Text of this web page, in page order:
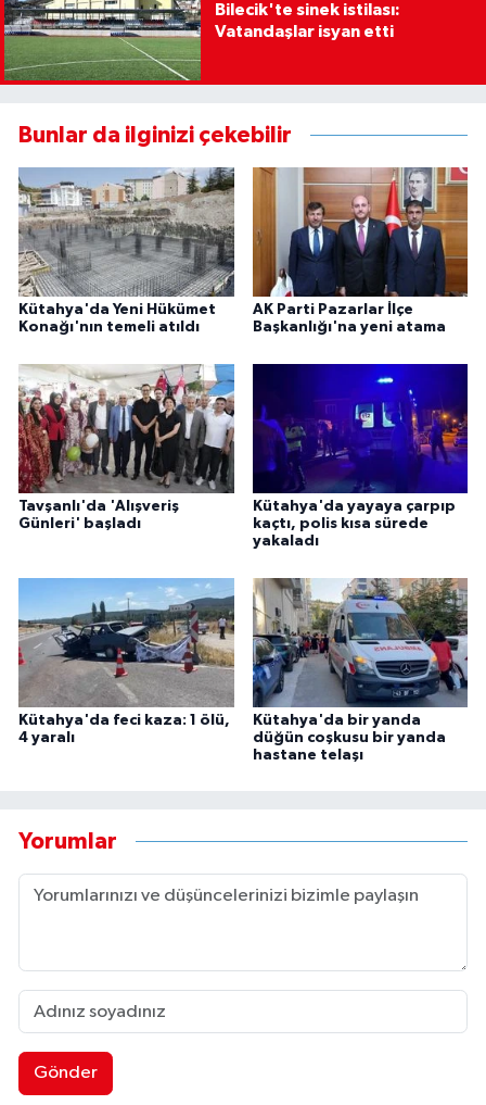
Bilecik'te sinek istilası:
Vatandaşlar isyan etti
Bunlar da ilginizi çekebilir
Kütahya'da Yeni Hükümet
Konağı'nın temeli atıldı
AK Parti Pazarlar İlçe
Başkanlığı'na yeni atama
Tavşanlı'da 'Alışveriş
Günleri' başladı
Kütahya'da yayaya çarpıp
kaçtı, polis kısa sürede
yakaladı
Kütahya'da feci kaza: 1 ölü,
4 yaralı
Kütahya'da bir yanda
düğün coşkusu bir yanda
hastane telaşı
Yorumlar
Gönder